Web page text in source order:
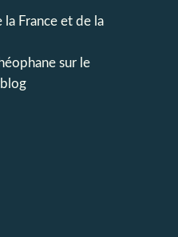
la France et de la
sur le